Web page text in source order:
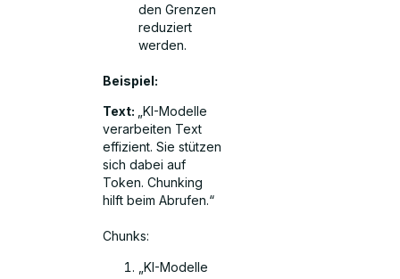
den Grenzen
reduziert
werden.
Beispiel:
Text: „KI-Modelle
verarbeiten Text
effizient. Sie stützen
sich dabei auf
Token. Chunking
hilft beim Abrufen.“
Chunks:
„KI-Modelle